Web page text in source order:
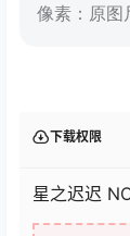
像素：原图
下载权限
星之迟迟